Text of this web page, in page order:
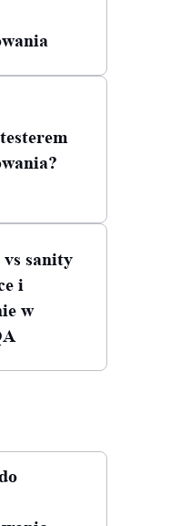
vs sanity
i
w